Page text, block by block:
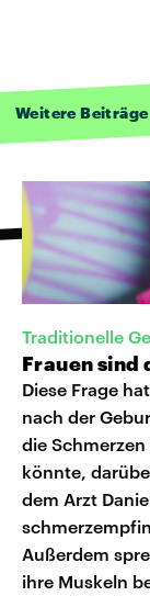
Weitere Beiträge
Traditionelle
Frauen sind
Diese Frage
nach der
die
könnte,
dem Arzt
Außerdem
ihre Muskeln